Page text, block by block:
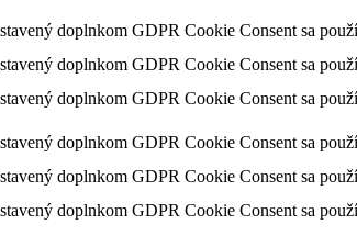
doplnkom GDPR Cookie Consent sa
doplnkom GDPR Cookie Consent sa
doplnkom GDPR Cookie Consent sa
doplnkom GDPR Cookie Consent sa
doplnkom GDPR Cookie Consent sa
doplnkom GDPR Cookie Consent sa